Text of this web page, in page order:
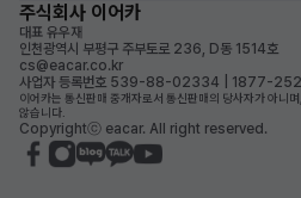
주식회사 이어카
대표 유우재
인천광역시 부평구 주부토로 236, D동 1514호
cs@eacar.co.kr
사업자 등록번호 539-88-02334 | 1877-
이어카는 통신판매 중개자로서 통신판매의 당사자가 아니
않습니다.
Copyrightⓒ eacar. All right reserved.